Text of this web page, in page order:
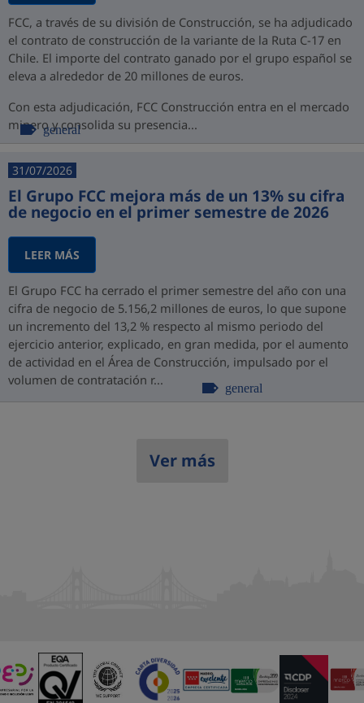
FCC, a través de su división de Construcción, se ha adjudicado
el contrato de construcción de la variante de la Ruta C-17 en
Chile. El importe del contrato ganado por el grupo español se
eleva a alrededor de 20 millones de euros.
Con esta adjudicación, FCC Construcción entra en el mercado
minero y consolida su presencia...
general
31/07/2026
El Grupo FCC mejora más de un 13% su cifra
de negocio en el primer semestre de 2026
LEER MÁS
El Grupo FCC ha cerrado el primer semestre del año con una
cifra de negocio de 5.156,2 millones de euros, lo que supone
un incremento del 13,2 % respecto al mismo periodo del
ejercicio anterior, explicado, en gran medida, por el aumento
de actividad en el Área de Construcción, impulsado por el
volumen de contratación r...
general
Ver más